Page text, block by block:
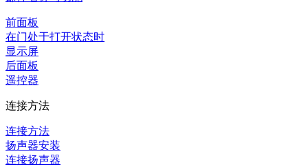
前面板
在门处于打开状态时
显示屏
后面板
遥控器
连接方法
连接方法
扬声器安装
连接扬声器